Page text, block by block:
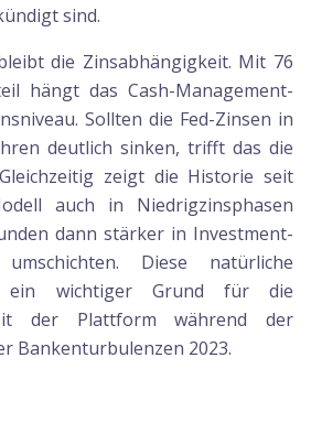
sind.
die Zinsabhängigkeit. Mit 76
hängt das Cash-Management-
Sollten die Fed-Zinsen in
deutlich sinken, trifft das die
zeigt die Historie seit
auch in Niedrigzinsphasen
dann stärker in Investment-
umschichten. Diese natürliche
ein wichtiger Grund für die
der Plattform während der
Bankenturbulenzen 2023.